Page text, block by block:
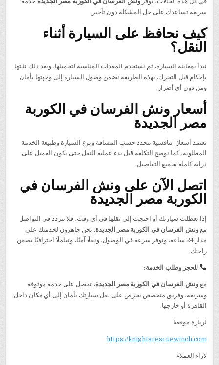
سريعة تساعدك على حل المشكلة دون تأخير.
كيف نحافظ على السيارة أثناء
النقل؟
نبدأ بمعاينة السيارة، ثم نستخدم المعدات المناسبة لتحميلها، وبعد ذلك نثبتها
بإحكام قبل التحرك. بهذه الطريقة نضمن وصول السيارة إلى وجهتها بأمان
ومن دون أي أضرار.
أسعار ونش الفرسان في الكوربة
مصر الجديدة
نعتمد أسعارًا تنافسية تتحدد حسب المسافة ونوع السيارة وطبيعة الخدمة
المطلوبة، كما نوضح التكلفة قبل بدء عملية النقل حتى يكون العميل على
دراية كاملة بجميع التفاصيل.
اتصل الآن على ونش الفرسان في
الكوربة مصر الجديدة
إذا تعطلت سيارتك أو احتجت إلى نقلها في أي وقت، فلا تتردد في التواصل
معونش الفرسان في الكوربة مصر الجديدة. نحن جاهزون لخدمتك على
مدار 24 ساعة، ونوفر سرعة في الوصول، ونقلًا آمنًا، وتعاملًا احترافيًا يضمن
راحتك.
للحجز وطلب الخدمة:
معونش الفرسان في الكوربة مصر الجديدة، تحصل على خدمة موثوقة
وسريعة، وفريق متخصص يحرص على نقل سيارتك بأمان إلى أي مكان داخل
القاهرة أو خارجها.
لزيارة موقعنا
https://knightsrescuewinch.com
لاراء العملاء